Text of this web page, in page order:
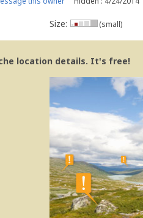
Size: (small)
location details. It's free!